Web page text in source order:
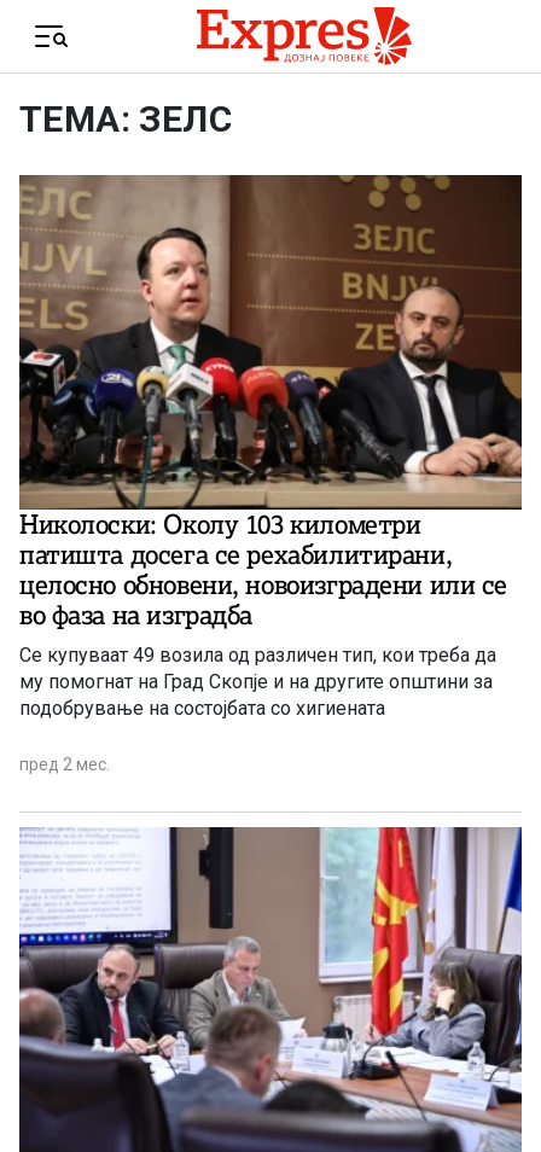
Menu
ТЕМА: ЗЕЛС
Николоски: Околу 103 километри
патишта досега се рехабилитирани,
целосно обновени, новоизградени или се
во фаза на изградба
Се купуваат 49 возила од различен тип, кои треба да
му помогнат на Град Скопје и на другите општини за
подобрување на состојбата со хигиената
пред 2 мес.